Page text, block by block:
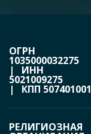
ОГРН
1035000032275
| ИНН
5021009275
| КПП 507401001
РЕЛИГИОЗНАЯ